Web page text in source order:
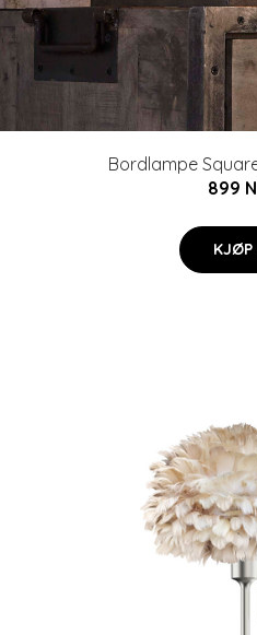
Bordlampe
899
KJØP